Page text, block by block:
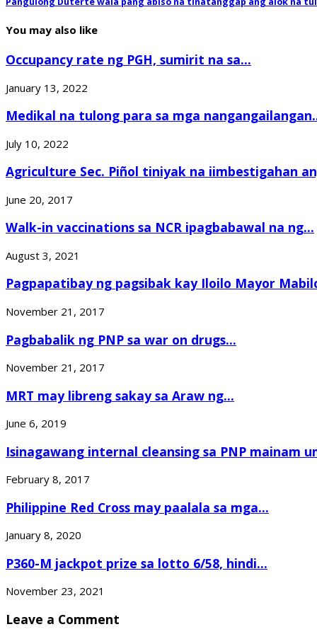
You may also like
Occupancy rate ng PGH, sumirit na sa...
January 13, 2022
Medikal na tulong para sa mga
July 10, 2022
Agriculture Sec. Piñol tiniyak na iimbestigahan
June 20, 2017
Walk-in vaccinations sa NCR ipagbabawal na ng...
August 3, 2021
Pagpapatibay ng pagsibak kay Iloilo Mayor
November 21, 2017
Pagbabalik ng PNP sa war on drugs...
November 21, 2017
MRT may libreng sakay sa Araw ng...
June 6, 2019
Isinagawang internal cleansing sa PNP mainam
February 8, 2017
Philippine Red Cross may paalala sa mga...
January 8, 2020
P360-M jackpot prize sa lotto 6/58, hindi...
November 23, 2021
Leave a Comment